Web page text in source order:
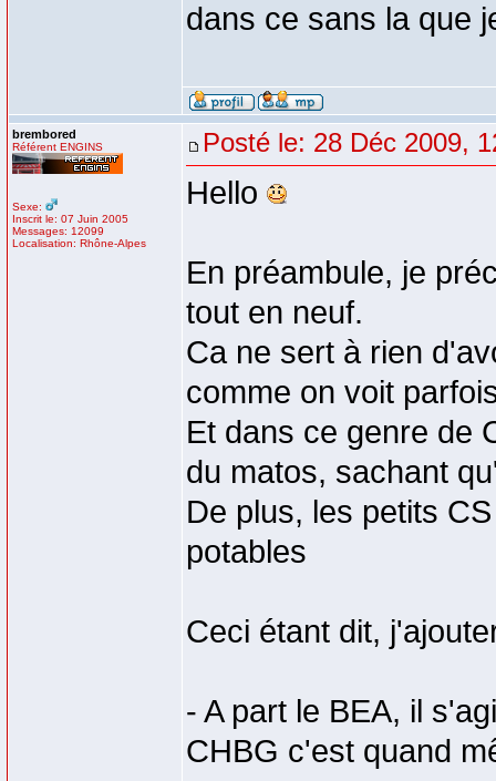
dans ce sans la que
brembored
Référent ENGINS
Sexe:
Inscrit le: 07 Juin 2005
Messages: 12099
Localisation: Rhône-Alpes
Posté le: 28 Déc 2009,
Hello
En préambule, je
tout en neuf.
Ca ne sert à rien
comme on voit
Et dans ce genre de
du matos, sachant
De plus, les petits
potables
Ceci étant dit,
- A part le BEA, il
CHBG c'est quand